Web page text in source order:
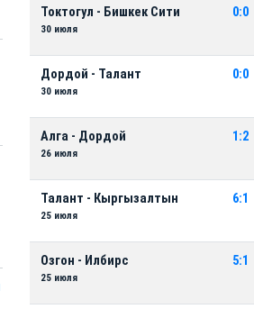
Токтогул - Бишкек Сити
30 июля
0:0
Дордой - Талант
30 июля
0:0
Алга - Дордой
26 июля
1:2
Талант - Кыргызалтын
25 июля
6:1
Озгон - Илбирс
25 июля
5:1